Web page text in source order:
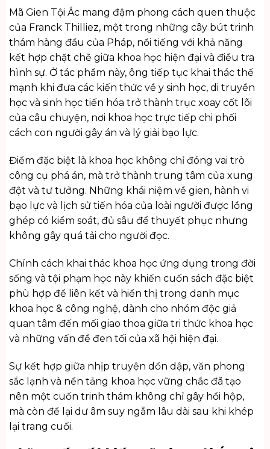
Mã Gien Tội Ác mang đậm phong cách quen thuộc
của Franck Thilliez, một trong những cây bút trinh
thám hàng đầu của Pháp, nổi tiếng với khả năng
kết hợp chặt chẽ giữa khoa học hiện đại và điều tra
hình sự. Ở tác phẩm này, ông tiếp tục khai thác thế
mạnh khi đưa các kiến thức về y sinh học, di truyền
học và sinh học tiến hóa trở thành trục xoay cốt lõi
của câu chuyện, nơi khoa học trực tiếp chi phối
cách con người gây án và lý giải bạo lực.
Điểm đặc biệt là khoa học không chỉ đóng vai trò
công cụ phá án, mà trở thành trung tâm của xung
đột và tư tưởng. Những khái niệm về gien, hành vi
bạo lực và lịch sử tiến hóa của loài người được lồng
ghép có kiểm soát, đủ sâu để thuyết phục nhưng
không gây quá tải cho người đọc.
Chính cách khai thác khoa học ứng dụng trong đời
sống và tội phạm học này khiến cuốn sách đặc biệt
phù hợp để liên kết và hiển thị trong danh mục
khoa học & công nghệ, dành cho nhóm độc giả
quan tâm đến mối giao thoa giữa tri thức khoa học
và những vấn đề đen tối của xã hội hiện đại.
Sự kết hợp giữa nhịp truyện dồn dập, văn phong
sắc lạnh và nền tảng khoa học vững chắc đã tạo
nên một cuốn trinh thám không chỉ gây hồi hộp,
mà còn để lại dư âm suy ngẫm lâu dài sau khi khép
lại trang cuối.